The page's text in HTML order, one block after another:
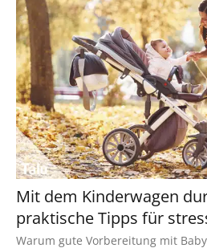
Mit dem Kinderwagen
praktische Tipps für
Warum gute Vorbereitung mit